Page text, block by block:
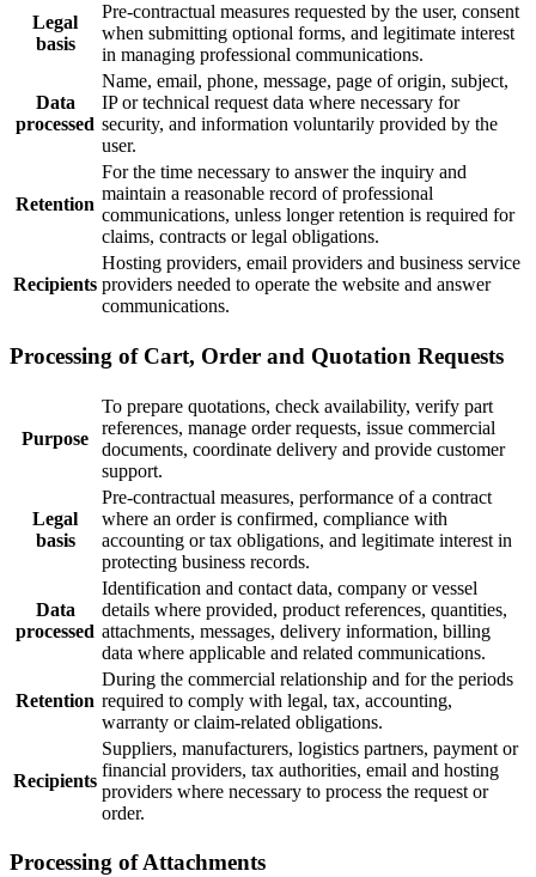
Legal
basis
Pre-contractual measures requested by the user, consent
when submitting optional forms, and legitimate interest
in managing professional communications.
Data
processed
Name, email, phone, message, page of origin, subject,
IP or technical request data where necessary for
security, and information voluntarily provided by the
user.
Retention
For the time necessary to answer the inquiry and
maintain a reasonable record of professional
communications, unless longer retention is required for
claims, contracts or legal obligations.
Recipients
Hosting providers, email providers and business service
providers needed to operate the website and answer
communications.
Processing of Cart, Order and Quotation Requests
Purpose
To prepare quotations, check availability, verify part
references, manage order requests, issue commercial
documents, coordinate delivery and provide customer
support.
Legal
basis
Pre-contractual measures, performance of a contract
where an order is confirmed, compliance with
accounting or tax obligations, and legitimate interest in
protecting business records.
Data
processed
Identification and contact data, company or vessel
details where provided, product references, quantities,
attachments, messages, delivery information, billing
data where applicable and related communications.
Retention
During the commercial relationship and for the periods
required to comply with legal, tax, accounting,
warranty or claim-related obligations.
Recipients
Suppliers, manufacturers, logistics partners, payment or
financial providers, tax authorities, email and hosting
providers where necessary to process the request or
order.
Processing of Attachments